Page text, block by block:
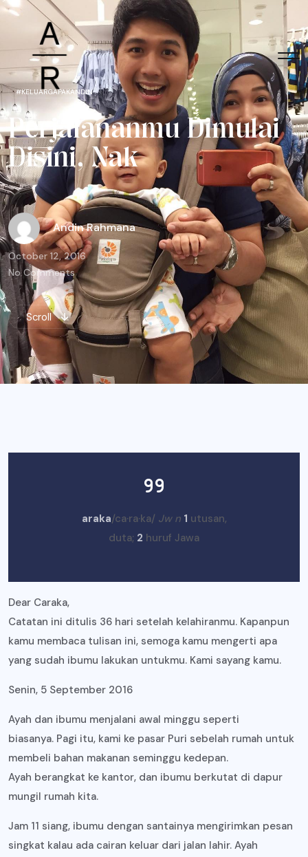
#KELUARGAPAKANDIN
Perjalananmu Dimulai
Disini, Nak
Andin Rahmana
October 12, 2016
No Comments
Scroll
araka/ca·ra·ka/ Jw n 1 utusan,
duta; 2 huruf Jawa
Dear Caraka,
Catatan ini ditulis 36 hari setelah kelahiranmu. Kapanpun
kamu membaca tulisan ini, semoga kamu mengerti apa
yang sudah ibumu lakukan untukmu. Kami sayang kamu.
Senin, 5 September 2016
Ayah dan ibumu menjalani awal minggu seperti
biasanya. Pagi itu, kami ke pasar Puri sebelah rumah untuk
membeli bahan makanan seminggu kedepan.
Ayah berangkat ke kantor, dan ibumu berkutat di dapur
mungil rumah kita.
Jam 11 siang, ibumu dengan santainya mengirimkan pesan
singkat kalau ada cairan keluar dari jalan lahir. Ayah